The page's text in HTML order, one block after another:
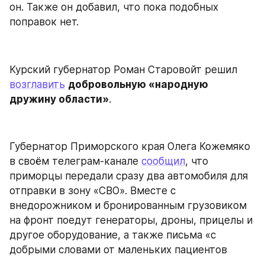
он. Также он добавил, что пока подобных
поправок нет.
возглавить добровольную «народную
дружину области».
Губернатор Приморского края Олега Кожемяко
в своём телеграм-канале сообщил, что
приморцы передали сразу два автомобиля для
отправки в зону «СВО». Вместе с
внедорожником и бронированным грузовиком
на фронт поедут генераторы, дроны, прицелы и
другое оборудование, а также письма «с
добрыми словами от маленьких пациентов